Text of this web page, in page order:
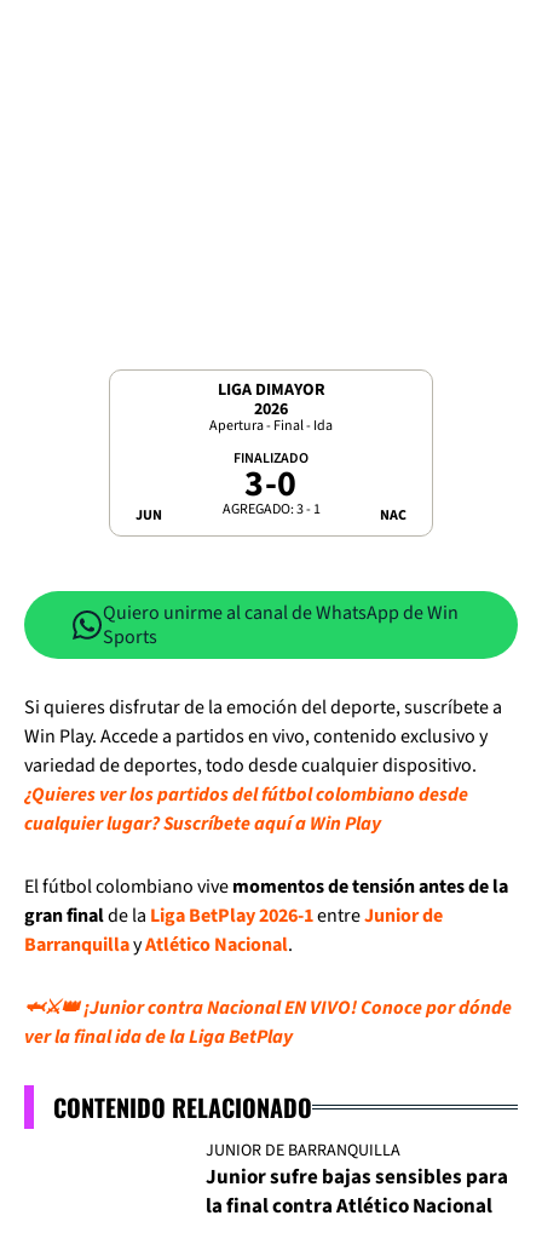
LIGA DIMAYOR
2026
Apertura - Final - Ida
JUN
FINALIZADO
3-0
AGREGADO: 3 - 1 NAC
Quiero unirme al canal de WhatsApp de Win
Sports
Si quieres disfrutar de la emoción del deporte, suscríbete a
Win Play. Accede a partidos en vivo, contenido exclusivo y
variedad de deportes, todo desde cualquier dispositivo.
¿Quieres ver los partidos del fútbol colombiano desde
cualquier lugar? Suscríbete aquí a Win Play
El fútbol colombiano vivemomentos de tensión antes de la
gran finalde la Liga BetPlay 2026-1entreJunior de
BarranquillayAtlético Nacional.
🦈⚔️👑 ¡Junior contra Nacional EN VIVO! Conoce por dónde
ver la final ida de la Liga BetPlay
CONTENIDO RELACIONADO
JUNIOR DE BARRANQUILLA
Junior sufre bajas sensibles para
la final contra Atlético Nacional